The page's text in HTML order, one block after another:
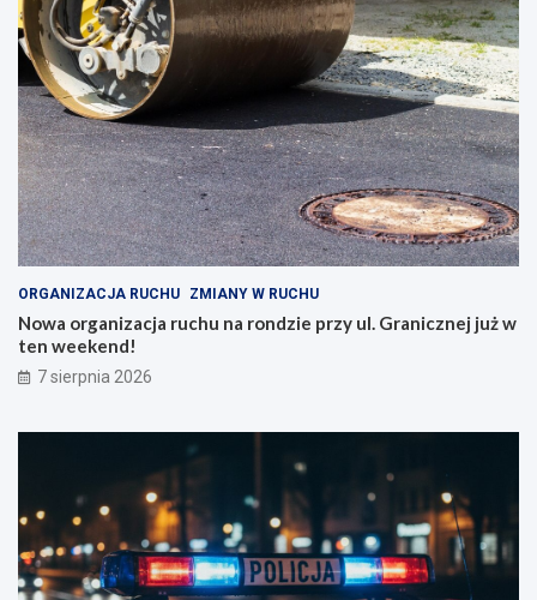
ORGANIZACJA RUCHU ZMIANY W RUCHU
Nowa organizacja ruchu na rondzie przy ul. Granicznej już w
ten weekend!
7 sierpnia 2026